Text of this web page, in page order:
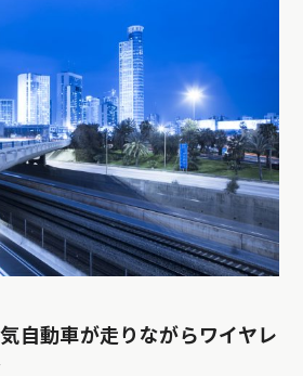
自動車が走りながらワイヤレ